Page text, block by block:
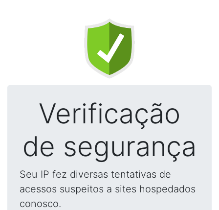
Verificação
de segurança
Seu IP fez diversas tentativas de
acessos suspeitos a sites hospedados
conosco.